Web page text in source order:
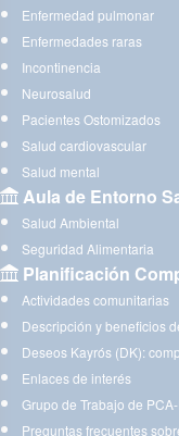
Enfermedad pulmonar
Enfermedades raras
Incontinencia
Neurosalud
Pacientes Ostomizados
Salud cardiovascular
Salud mental
Aula de Entorno
Salud Ambiental
Seguridad Alimentaria
Planificación
Actividades comunitarias
Descripción y beneficios
Deseos Kayrós (DK):
Enlaces de interés
Grupo de Trabajo de
Preguntas frecuentes